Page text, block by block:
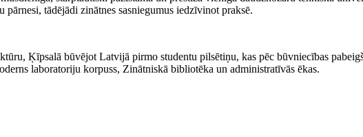
tādējādi zinātnes sasniegumus iedzīvinot praksē.
Ķīpsalā būvējot Latvijā pirmo studentu pilsētiņu, kas pēc būvniecības
laboratoriju korpuss, Zinātniskā bibliotēka un administratīvās ēkas.